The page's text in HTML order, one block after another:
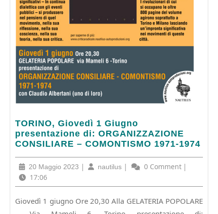
TORINO, Giovedì 1 Giugno
presentazione di: ORGANIZZAZIONE
CONSILIARE – COMONTISMO 1971-1974
TORINO,
Giovedì
1
presentazione
di:
ORGANIZZAZIONE
–
20 Maggio 2023 20
2023
| nautilus nautilus
| 0 Comment |
17:06
Giovedì 1 giugno Ore 20,30 Alla GELATERIA POPOLARE